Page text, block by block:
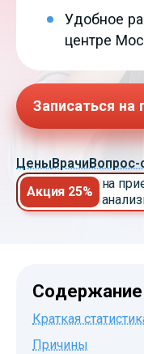
Удобное
центре
Записаться на
ЦеныВрачиВопрос-
Акция 25%
на
Содержание
Краткая
Причины